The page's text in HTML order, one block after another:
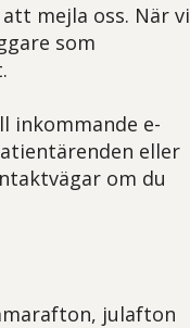
mejla oss. När vi
som
inkommande e-
eller
om du
julafton